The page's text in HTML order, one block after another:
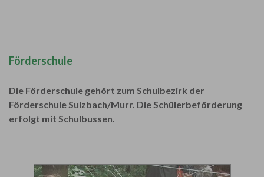
Förderschule
Die Förderschule gehört zum Schulbezirk der
Förderschule Sulzbach/Murr. Die Schülerbeförderung
erfolgt mit Schulbussen.